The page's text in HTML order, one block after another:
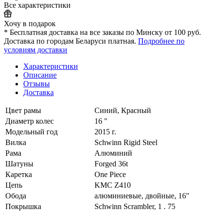
Все характеристики
Хочу в подарок
* Бесплатная доставка на все заказы по Минску от 100 руб.
Доставка по городам Беларуси платная. Подробнее по
условиям доставки
Характеристики
Описание
Отзывы
Доставка
Цвет рамы
Синий, Красный
Диаметр колес
16 "
Модельный год
2015 г.
Вилка
Schwinn Rigid Steel
Рама
Алюминий
Шатуны
Forged 36t
Каретка
One Piece
Цепь
KMC Z410
Обода
алюминиевые, двойные, 16"
Покрышка
Schwinn Scrambler, 1 . 75